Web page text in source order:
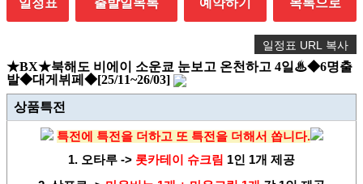
일정표 출발일목록 예약하기 목록으로